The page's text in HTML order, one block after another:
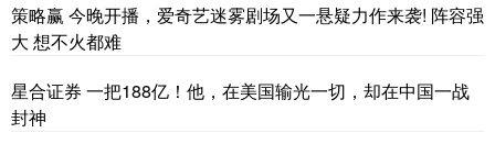
策略赢 今晚开播，爱奇艺迷雾剧场又一悬疑力作来袭! 阵容强
大 想不火都难
星合证券 一把188亿！他，在美国输光一切，却在中国一战
封神